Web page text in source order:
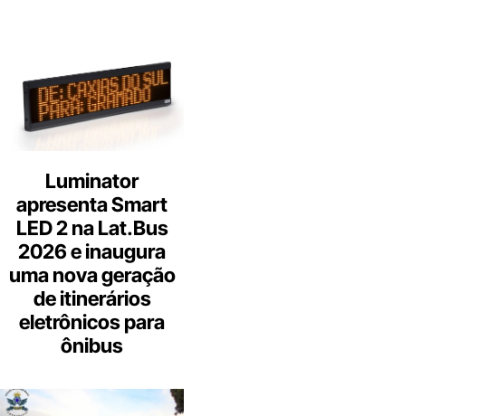
Luminator
apresenta Smart
LED 2 na Lat.Bus
2026 e inaugura
uma nova geração
de itinerários
eletrônicos para
ônibus